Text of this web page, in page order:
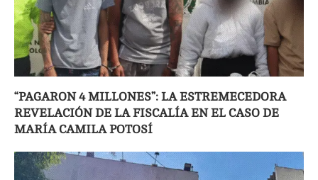
“PAGARON 4 MILLONES”: LA ESTREMECEDORA
REVELACIÓN DE LA FISCALÍA EN EL CASO DE
MARÍA CAMILA POTOSÍ